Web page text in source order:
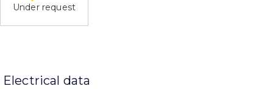
Under request
Electrical data